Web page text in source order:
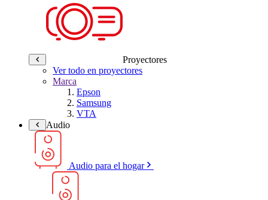
Proyectores
Ver todo en proyectores
Marca
Epson
Samsung
VTA
Audio
Audio para el hogar